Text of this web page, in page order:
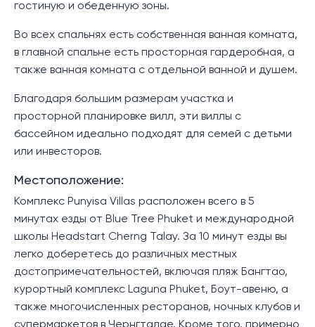
гостиную и обеденную зоны.
Во всех спальнях есть собственная ванная комната,
в главной спальне есть просторная гардеробная, а
также ванная комната с отдельной ванной и душем.
Благодаря большим размерам участка и
просторной планировке вилл, эти виллы с
бассейном идеально подходят для семей с детьми
или инвесторов.
Местоположение:
Комплекс Punyisa Villas расположен всего в 5
минутах езды от Blue Tree Phuket и международной
школы Headstart Cherng Talay. За 10 минут езды вы
легко доберетесь до различных местных
достопримечательностей, включая пляж Бангтао,
курортный комплекс Laguna Phuket, Боут-авеню, а
также многочисленных ресторанов, ночных клубов и